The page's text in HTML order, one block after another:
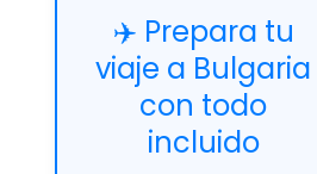
✈️ Prepara tu
viaje a Bulgaria
con todo
incluido